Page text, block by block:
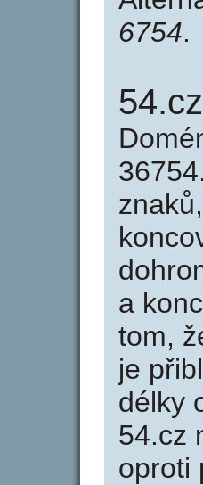
6754.
54.cz
a
tom,
je
délky
54.cz
oproti